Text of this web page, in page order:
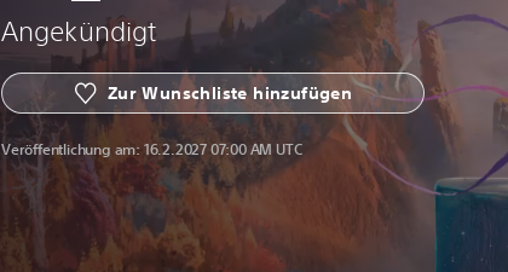
Angekündigt
Zur Wunschliste hinzufügen
Veröffentlichung am: 16.2.2027 07:00 AM UTC